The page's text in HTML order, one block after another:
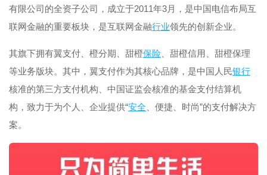
有限公司的全资子公司，成立于2011年3月，是中国电信布局互
联网金融的重要板块，是互联网金融行业领先的创新企业。
其旗下拥有翼支付、橙分期、甜橙保险 、甜橙信用、甜橙保理
等业务版块。其中，翼支付作为其核心品牌，是中国人民银行
核准的第三方支付机构、中国证监会核准的基金支付结算机
构，致力于为个人、企业提供“安全 、便捷、时尚”的支付解决方
案。